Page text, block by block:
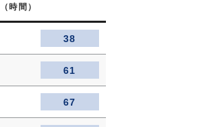
（時間）
38
61
67